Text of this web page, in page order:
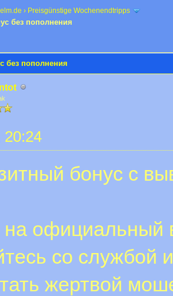
› Preisgünstige Wochenendtripps
без пополнения
без пополнения
20:24
бонус с
на официальный
со службой
жертвой